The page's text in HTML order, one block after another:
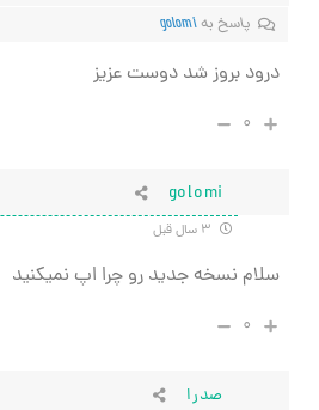
پاسخ بهgolomi
درود بروز شد دوست عزیز
۰
golomi
سلام نسخه جدید رو چرا اپ نمیکنید
۰
صدرا